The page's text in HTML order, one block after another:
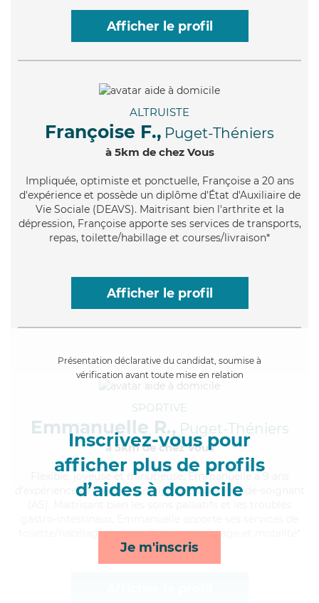
Afficher le profil
ALTRUISTE
Françoise F., Puget-Théniers
à 5km de chez Vous
Impliquée, optimiste et ponctuelle, Françoise a 20 ans
d'expérience et possède un diplôme d'État d'Auxiliaire de
Vie Sociale (DEAVS). Maitrisant bien l'arthrite et la
dépression, Françoise apporte ses services de transports,
repas, toilette/habillage et courses/livraison*
Afficher le profil
Présentation déclarative du candidat, soumise à
vérification avant toute mise en relation
Inscrivez-vous pour
afficher plus de profils
d’aides à domicile
Je m'inscris
SPORTIVE
Emmanuelle R., Puget-Théniers
à 5km de chez Vous
, joyeuse et minutieuse, Emmanuelle a 9 ans
d'expérience et possède un diplôme d'Etat d'aide-soignant
toilette/habillage, courses/livraison, ménage et mobilité*